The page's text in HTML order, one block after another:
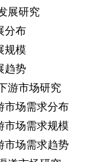
展研究
分布
规模
趋势
游市场研究
市场需求分布
市场需求规模
市场需求趋势